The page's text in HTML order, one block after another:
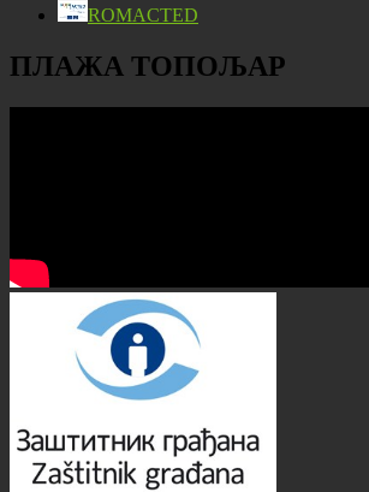
ROMACTED
ПЛАЖА ТОПОЉАР